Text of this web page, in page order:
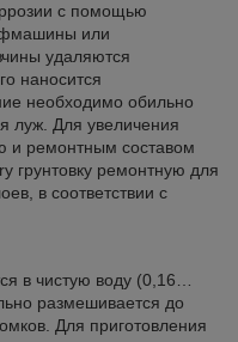
с помощью
или
удаляются
наносится
необходимо обильно
луж. Для увеличения
и ремонтным составом
грунтовку ремонтную для
в соответствии с
в чистую воду (0,16…
размешивается до
Для приготовления